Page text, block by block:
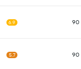
90
6.9
90
5.7